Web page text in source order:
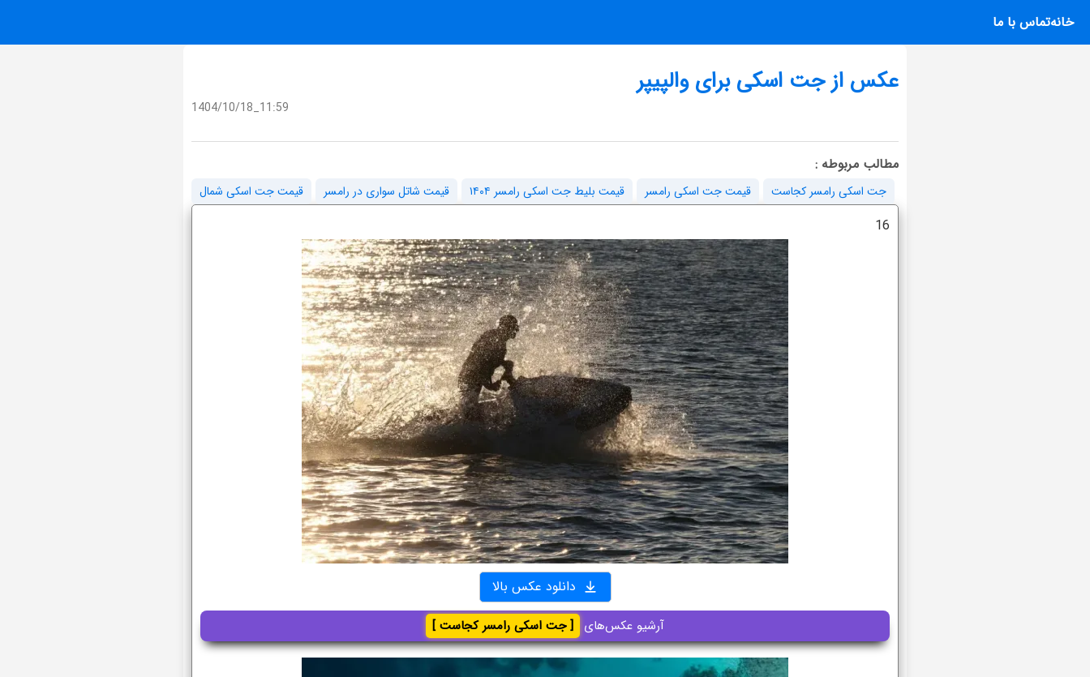
خانهتماس با ما
عکس از جت اسکی برای والپیپر
1404/10/18_11:59
مطالب مربوطه :
جت اسکی رامسر کجاست قیمت جت اسکی رامسر قیمت بلیط جت اسکی رامسر ۱۴۰۴ قیمت شاتل سواری در رامسر قیمت جت اسکی شمال
16
دانلود عکس بالا
آرشیو عکس‌های [ جت اسکی رامسر کجاست ]